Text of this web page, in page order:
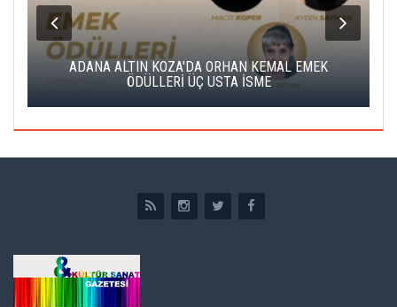
ADANA ALTIN KOZA'DA ORHAN KEMAL EMEK
ÖDÜLLERİ ÜÇ USTA İSME